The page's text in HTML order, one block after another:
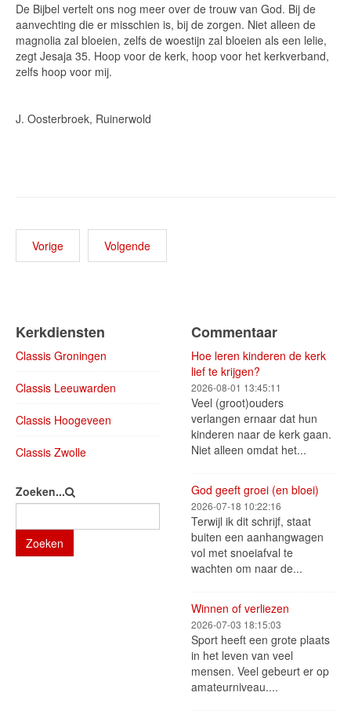
De Bijbel vertelt ons nog meer over de trouw van God. Bij de
aanvechting die er misschien is, bij de zorgen. Niet alleen de
magnolia zal bloeien, zelfs de woestijn zal bloeien als een lelie,
zegt Jesaja 35. Hoop voor de kerk, hoop voor het kerkverband,
zelfs hoop voor mij.
J. Oosterbroek, Ruinerwold
Vorige Volgende
Kerkdiensten
Classis Groningen
Classis Leeuwarden
Classis Hoogeveen
Classis Zwolle
Zoeken...
Zoeken
Commentaar
Hoe leren kinderen de kerk
lief te krijgen?
2026-08-01 13:45:11
Veel (groot)ouders
verlangen ernaar dat hun
kinderen naar de kerk gaan.
Niet alleen omdat het...
God geeft groei (en bloei)
2026-07-18 10:22:16
Terwijl ik dit schrijf, staat
buiten een aanhangwagen
vol met snoeiafval te
wachten om naar de...
Winnen of verliezen
2026-07-03 18:15:03
Sport heeft een grote plaats
in het leven van veel
mensen. Veel gebeurt er op
amateurniveau....